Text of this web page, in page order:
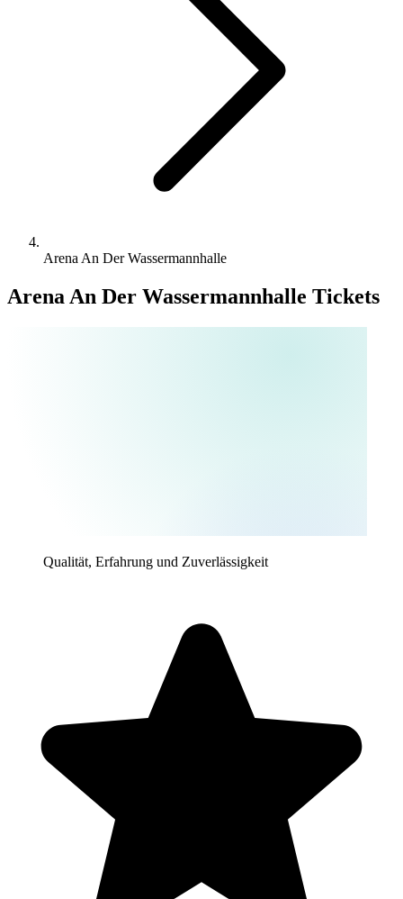
Arena An Der Wassermannhalle
Arena An Der Wassermannhalle Tickets
Qualität, Erfahrung und Zuverlässigkeit